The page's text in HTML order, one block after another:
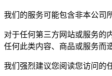
我们的服务可能包含非本公司
对于任何第三方网站或服务的
任何此类内容、商品或服务而
我们强烈建议您阅读您访问的